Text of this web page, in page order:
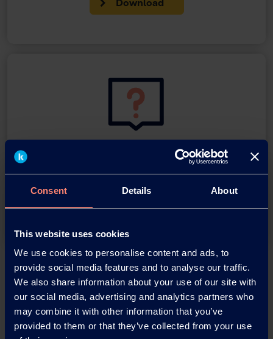
Consent Details About
This website uses cookies
We use cookies to personalise content and ads, to
provide social media features and to analyse our traffic.
We also share information about your use of our site with
our social media, advertising and analytics partners who
may combine it with other information that you’ve
provided to them or that they’ve collected from your use
Download
You have questions about our
products or want to contact us?